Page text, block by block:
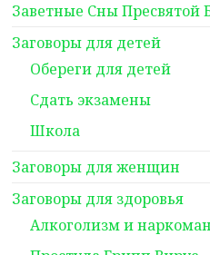
Заветные Сны Пресвятой
Заговоры для детей
Обереги для детей
Сдать экзамены
Школа
Заговоры для женщин
Заговоры для здоровья
Алкоголизм и